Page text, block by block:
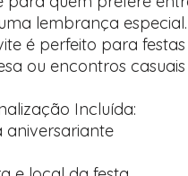
lembrança especial.
é perfeito para
ou encontros
Incluída:
aniversariante